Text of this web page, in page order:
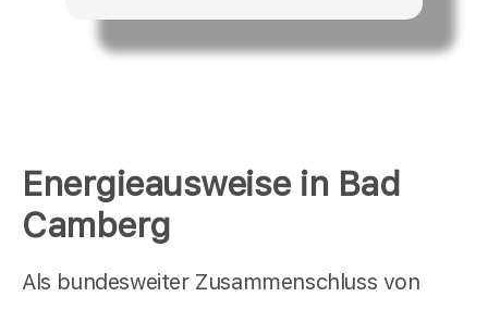
Energieausweise in Bad
Camberg
Als bundesweiter Zusammenschluss von